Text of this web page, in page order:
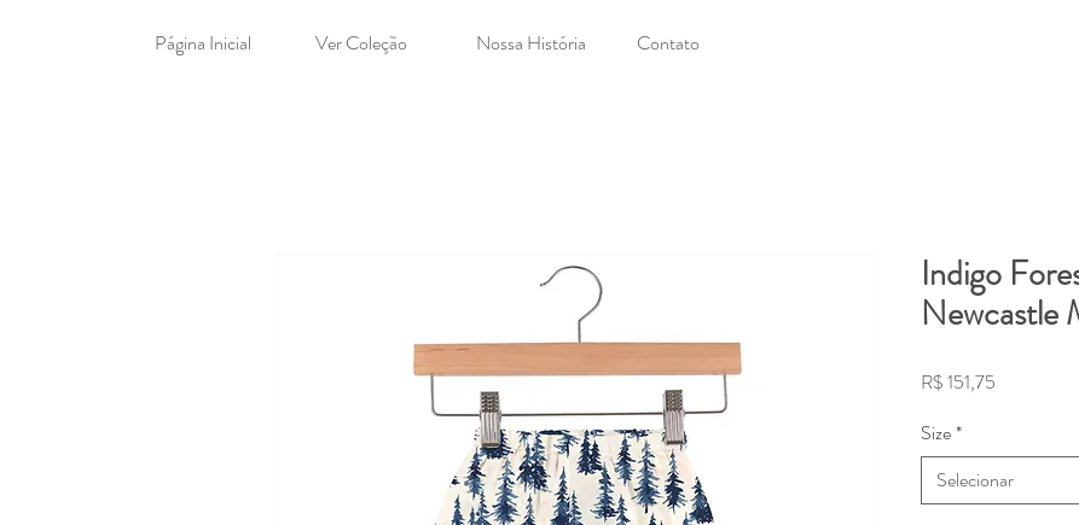
Página Inicial Ver Coleção Nossa História Contato
Indigo
Newcastle
R$ 151,75
Size*
Selecionar